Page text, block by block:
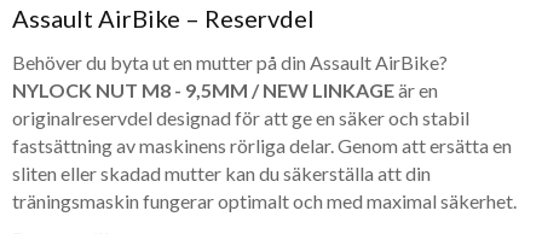
Assault AirBike – Reservdel
Behöver du byta ut en mutter på din Assault AirBike?
NYLOCK NUT M8 - 9,5MM / NEW LINKAGEär en
originalreservdel designad för att ge en säker och stabil
fastsättning av maskinens rörliga delar. Genom att ersätta en
sliten eller skadad mutter kan du säkerställa att din
träningsmaskin fungerar optimalt och med maximal säkerhet.